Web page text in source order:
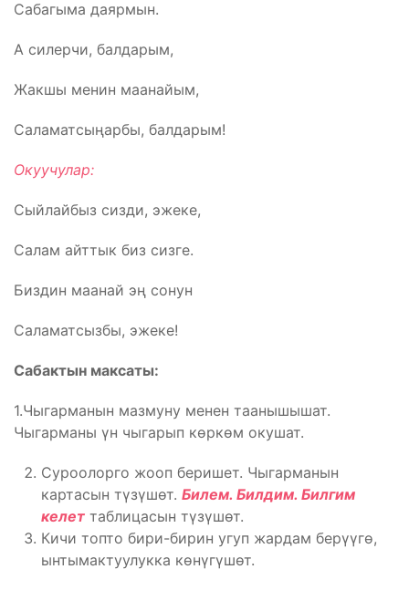
Сабагыма даярмын.
А силерчи, балдарым,
Жакшы менин маанайым,
Саламатсыңарбы, балдарым!
Окуучулар:
Сыйлайбыз сизди, эжеке,
Салам айттык биз сизге.
Биздин маанай эң сонун
Саламатсызбы, эжеке!
Сабактын максаты:
1.Чыгарманын мазмуну менен таанышышат.
Чыгарманы үн чыгарып көркөм окушат.
Суроолорго жооп беришет. Чыгарманын
картасын түзүшөт. Билем. Билдим. Билгим
келет таблицасын түзүшөт.
Кичи топто бири-бирин угуп жардам берүүгө,
ынтымактуулукка көнүгүшөт.